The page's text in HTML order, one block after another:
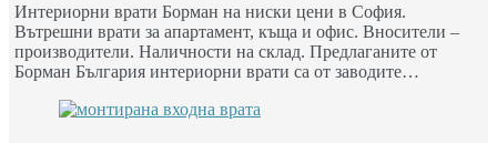
Интериорни врати Борман на ниски цени в София.
Вътрешни врати за апартамент, къща и офис. Вносители –
производители. Наличности на склад. Предлаганите от
Борман България интериорни врати са от заводите…